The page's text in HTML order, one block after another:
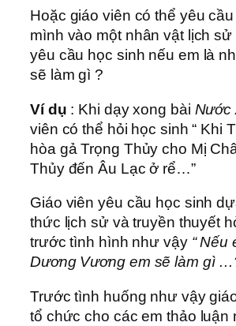
Hoặc giáo viên có thể yêu
mình vào một nhân vật lịch
yêu cầu học sinh nếu em là
sẽ làm gì ?
Ví dụ : Khi dạy xong bài Nước
viên có thể hỏi học sinh “ Khi
hòa gả Trọng Thủy cho Mị
Thủy đến Âu Lạc ở rể…”
Giáo viên yêu cầu học sinh
thức lịch sử và truyền thuyết
trước tình hình như vậy “ Nếu
Dương Vương em sẽ làm gì
Trước tình huống như vậy
tổ chức cho các em thảo luận